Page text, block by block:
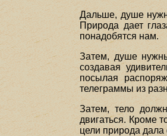
Дальше, душе
Природа дает
понадобятся нам.
Затем, душе
создавая
посылая
телеграммы из
Затем, тело
двигаться. Кроме
цели природа